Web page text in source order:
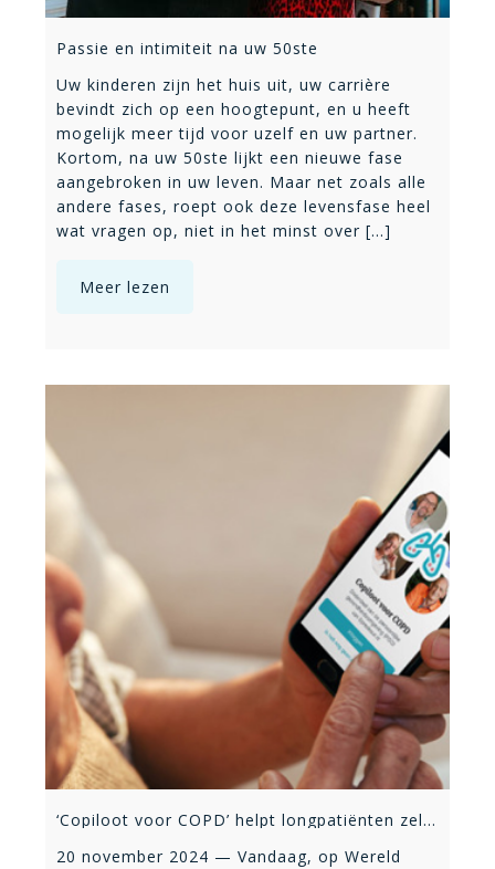
Passie en intimiteit na uw 50ste
Uw kinderen zijn het huis uit, uw carrière
bevindt zich op een hoogtepunt, en u heeft
mogelijk meer tijd voor uzelf en uw partner.
Kortom, na uw 50ste lijkt een nieuwe fase
aangebroken in uw leven. Maar net zoals alle
andere fases, roept ook deze levensfase heel
wat vragen op, niet in het minst over [...]
Meer lezen
‘Copiloot voor COPD’ helpt longpatiënten zelf hun gezondheid te managen
20 november 2024 — Vandaag, op Wereld